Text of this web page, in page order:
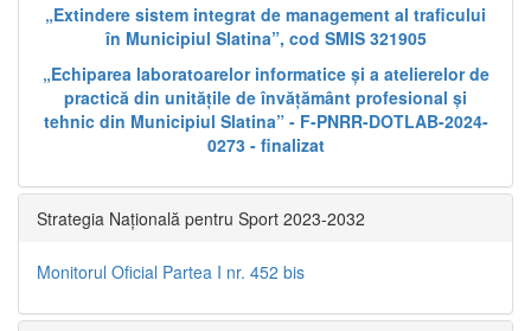
„Extindere sistem integrat de management al traficului
în Municipiul Slatina”, cod SMIS 321905
„Echiparea laboratoarelor informatice și a atelierelor de
practică din unitățile de învățământ profesional și
tehnic din Municipiul Slatina” - F-PNRR-DOTLAB-2024-
0273 - finalizat
Strategia Națională pentru Sport 2023-2032
Monitorul Oficial Partea I nr. 452 bis